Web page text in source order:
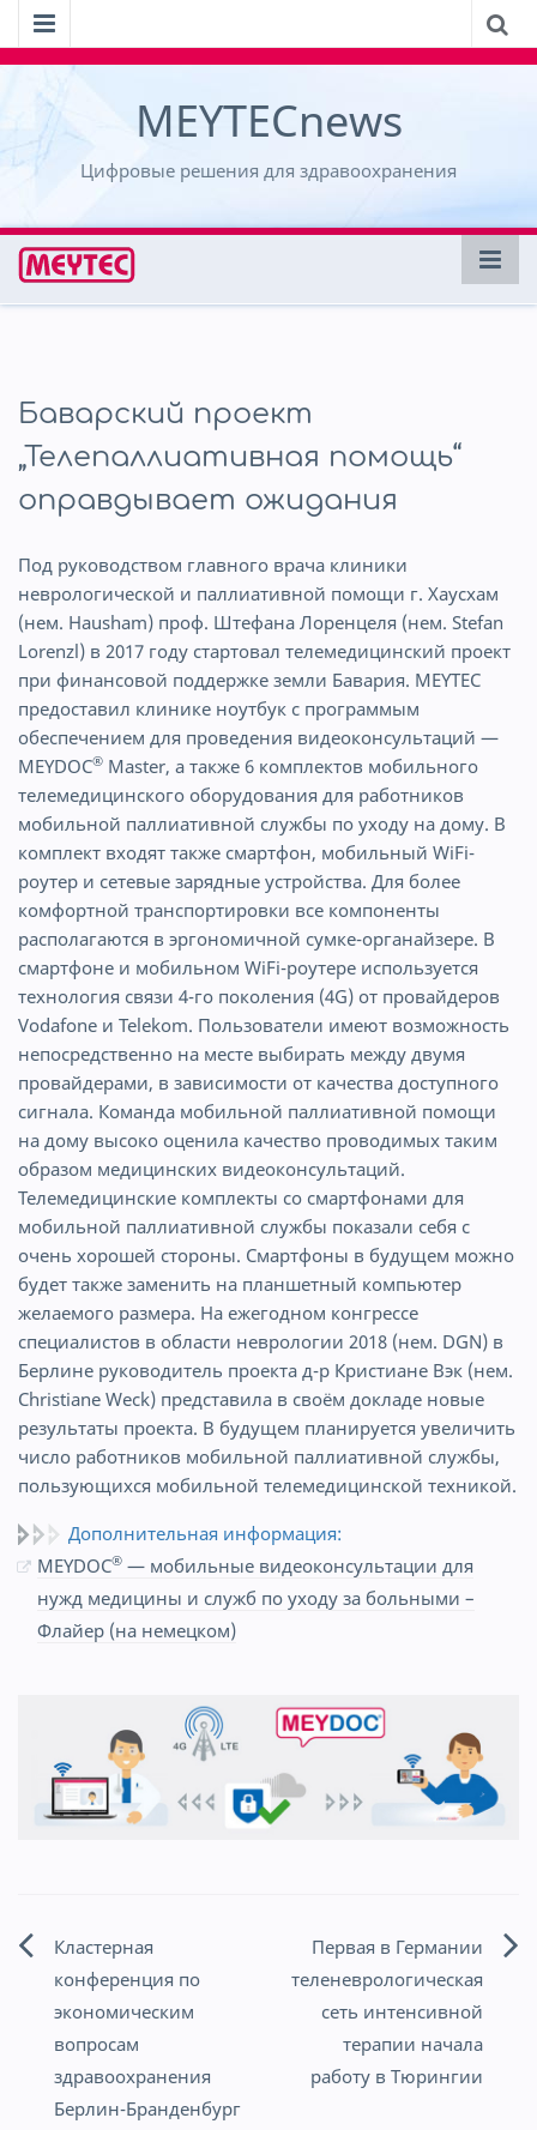
MEYTECnews
Цифровые решения для здравоохранения
Баварский проект
„Телепаллиативная помощь“
оправдывает ожидания
Под руководством главного врача клиники
неврологической и паллиативной помощи г. Хаусхам
(нем. Hausham) проф. Штефана Лоренцеля (нем. Stefan
Lorenzl) в 2017 году стартовал телемедицинский проект
при финансовой поддержке земли Бавария. MEYTEC
предоставил клинике ноутбук с программым
обеспечением для проведения видеоконсультаций —
MEYDOC® Master, а также 6 комплектов мобильного
телемедицинского оборудования для работников
мобильной паллиативной службы по уходу на дому. В
комплект входят также смартфон, мобильный WiFi-
роутер и сетевые зарядные устройства. Для более
комфортной транспортировки все компоненты
располагаются в эргономичной сумке-органайзере. В
смартфоне и мобильном WiFi-роутере используется
технология связи 4-го поколения (4G) от провайдеров
Vodafone и Telekom. Пользователи имеют возможность
непосредственно на месте выбирать между двумя
провайдерами, в зависимости от качества доступного
сигнала. Команда мобильной паллиативной помощи
на дому высоко оценила качество проводимых таким
образом медицинских видеоконсультаций.
Телемедицинские комплекты со смартфонами для
мобильной паллиативной службы показали себя с
очень хорошей стороны. Смартфоны в будущем можно
будет также заменить на планшетный компьютер
желаемого размера. На ежегодном конгрессе
специалистов в области неврологии 2018 (нем. DGN) в
Берлине руководитель проекта д-р Кристиане Вэк (нем.
Christiane Weck) представила в своём докладе новые
результаты проекта. В будущем планируется увеличить
число работников мобильной паллиативной службы,
пользующихся мобильной телемедицинской техникой.
Дополнительная информация:
MEYDOC® — мобильные видеоконсультации для
нужд медицины и служб по уходу за больными –
Флайер (на немецком)
Навигация
по
записям
Кластерная
конференция по
экономическим
вопросам
здравоохранения
Берлин-Бранденбург
Первая в Германии
теленеврологическая
сеть интенсивной
терапии начала
работу в Тюрингии